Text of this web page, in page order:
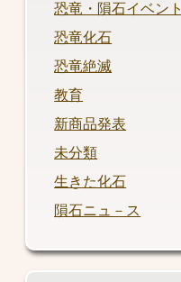
恐竜・隕石イベント
恐竜化石
恐竜絶滅
教育
新商品発表
未分類
生きた化石
隕石ニュ－ス